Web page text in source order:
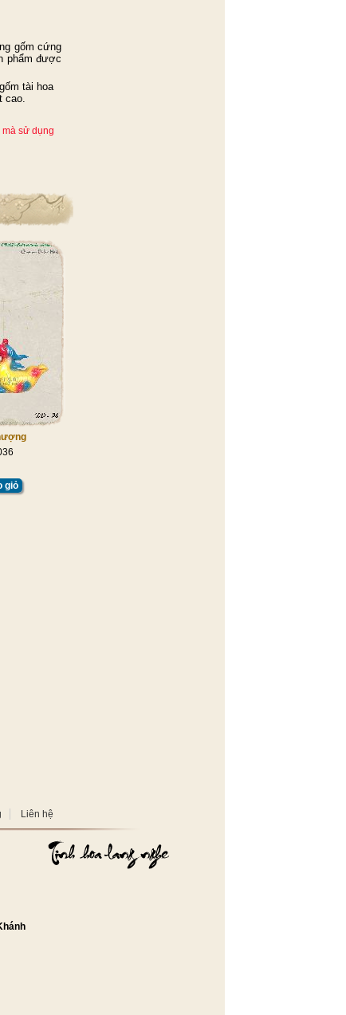
gốm cứng
phẩm được
tài hoa
cao.
sử dụng
giỏ
Liên hệ